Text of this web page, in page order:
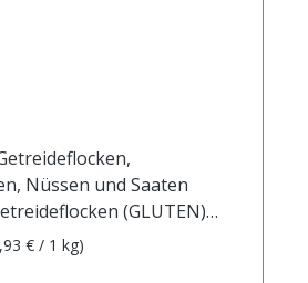
Nüssen und Saaten
(GLUTEN)
ROGGENFLOCKEN*,
WEIZENFLOCKEN*)
€ / 1 kg)